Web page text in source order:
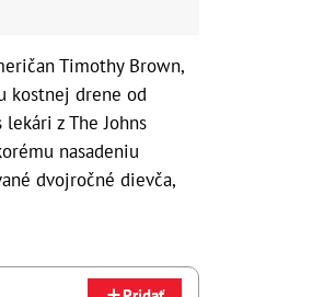
Timothy Brown,
kostnej drene od
z The Johns
nasadeniu
dvojročné dievča,